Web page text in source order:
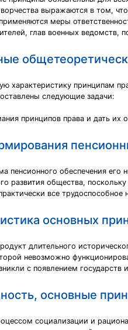
выражаются в том,
меры
глав военных ведомств,
характеристику принципам
следующие задачи:
принципов права и дать их
пенсионного обеспечения
развития общества,
все трудоспособное
основных
длительного
невозможно
с появлением государств
основные
социализации и